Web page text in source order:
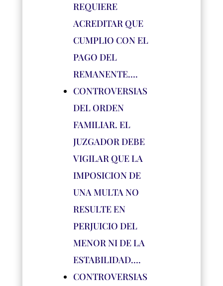
REQUIERE
ACREDITAR QUE
CUMPLIO CON EL
PAGO DEL
REMANENTE….
CONTROVERSIAS
DEL ORDEN
FAMILIAR. EL
JUZGADOR DEBE
VIGILAR QUE LA
IMPOSICION DE
UNA MULTA NO
RESULTE EN
PERJUICIO DEL
MENOR NI DE LA
ESTABILIDAD….
CONTROVERSIAS